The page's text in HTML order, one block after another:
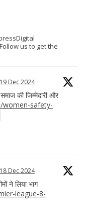
us to get the
19 Dec 2024
की जिम्मेदारी और
women-safety-
18 Dec 2024
ने लिया भाग
league-8-